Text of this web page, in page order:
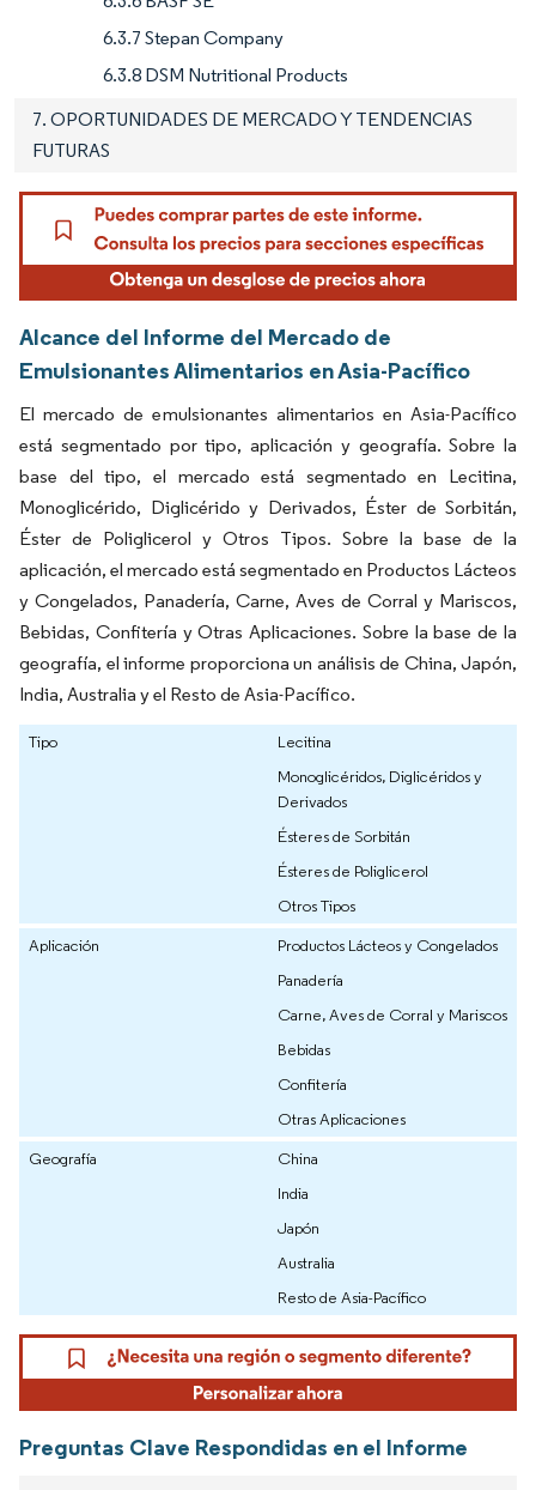
6.3.7 Stepan Company
6.3.8 DSM Nutritional Products
7. OPORTUNIDADES DE MERCADO Y TENDENCIAS
FUTURAS
Alcance del Informe del Mercado de
Emulsionantes Alimentarios en Asia-Pacífico
El mercado de emulsionantes alimentarios en Asia-Pacífico
está segmentado por tipo, aplicación y geografía. Sobre la
base del tipo, el mercado está segmentado en Lecitina,
Monoglicérido, Diglicérido y Derivados, Éster de Sorbitán,
Éster de Poliglicerol y Otros Tipos. Sobre la base de la
aplicación, el mercado está segmentado en Productos Lácteos
y Congelados, Panadería, Carne, Aves de Corral y Mariscos,
Bebidas, Confitería y Otras Aplicaciones. Sobre la base de la
geografía, el informe proporciona un análisis de China, Japón,
India, Australia y el Resto de Asia-Pacífico.
Tipo
Lecitina
Monoglicéridos, Diglicéridos y
Derivados
Ésteres de Sorbitán
Ésteres de Poliglicerol
Otros Tipos
Aplicación
Productos Lácteos y Congelados
Panadería
Carne, Aves de Corral y Mariscos
Bebidas
Confitería
Otras Aplicaciones
Geografía
China
India
Japón
Australia
Resto de Asia-Pacífico
Preguntas Clave Respondidas en el Informe